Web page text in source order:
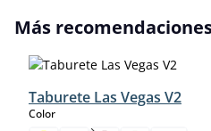
Omitir la galería de productos
Más
Taburete Las Vegas V2
Colorselect